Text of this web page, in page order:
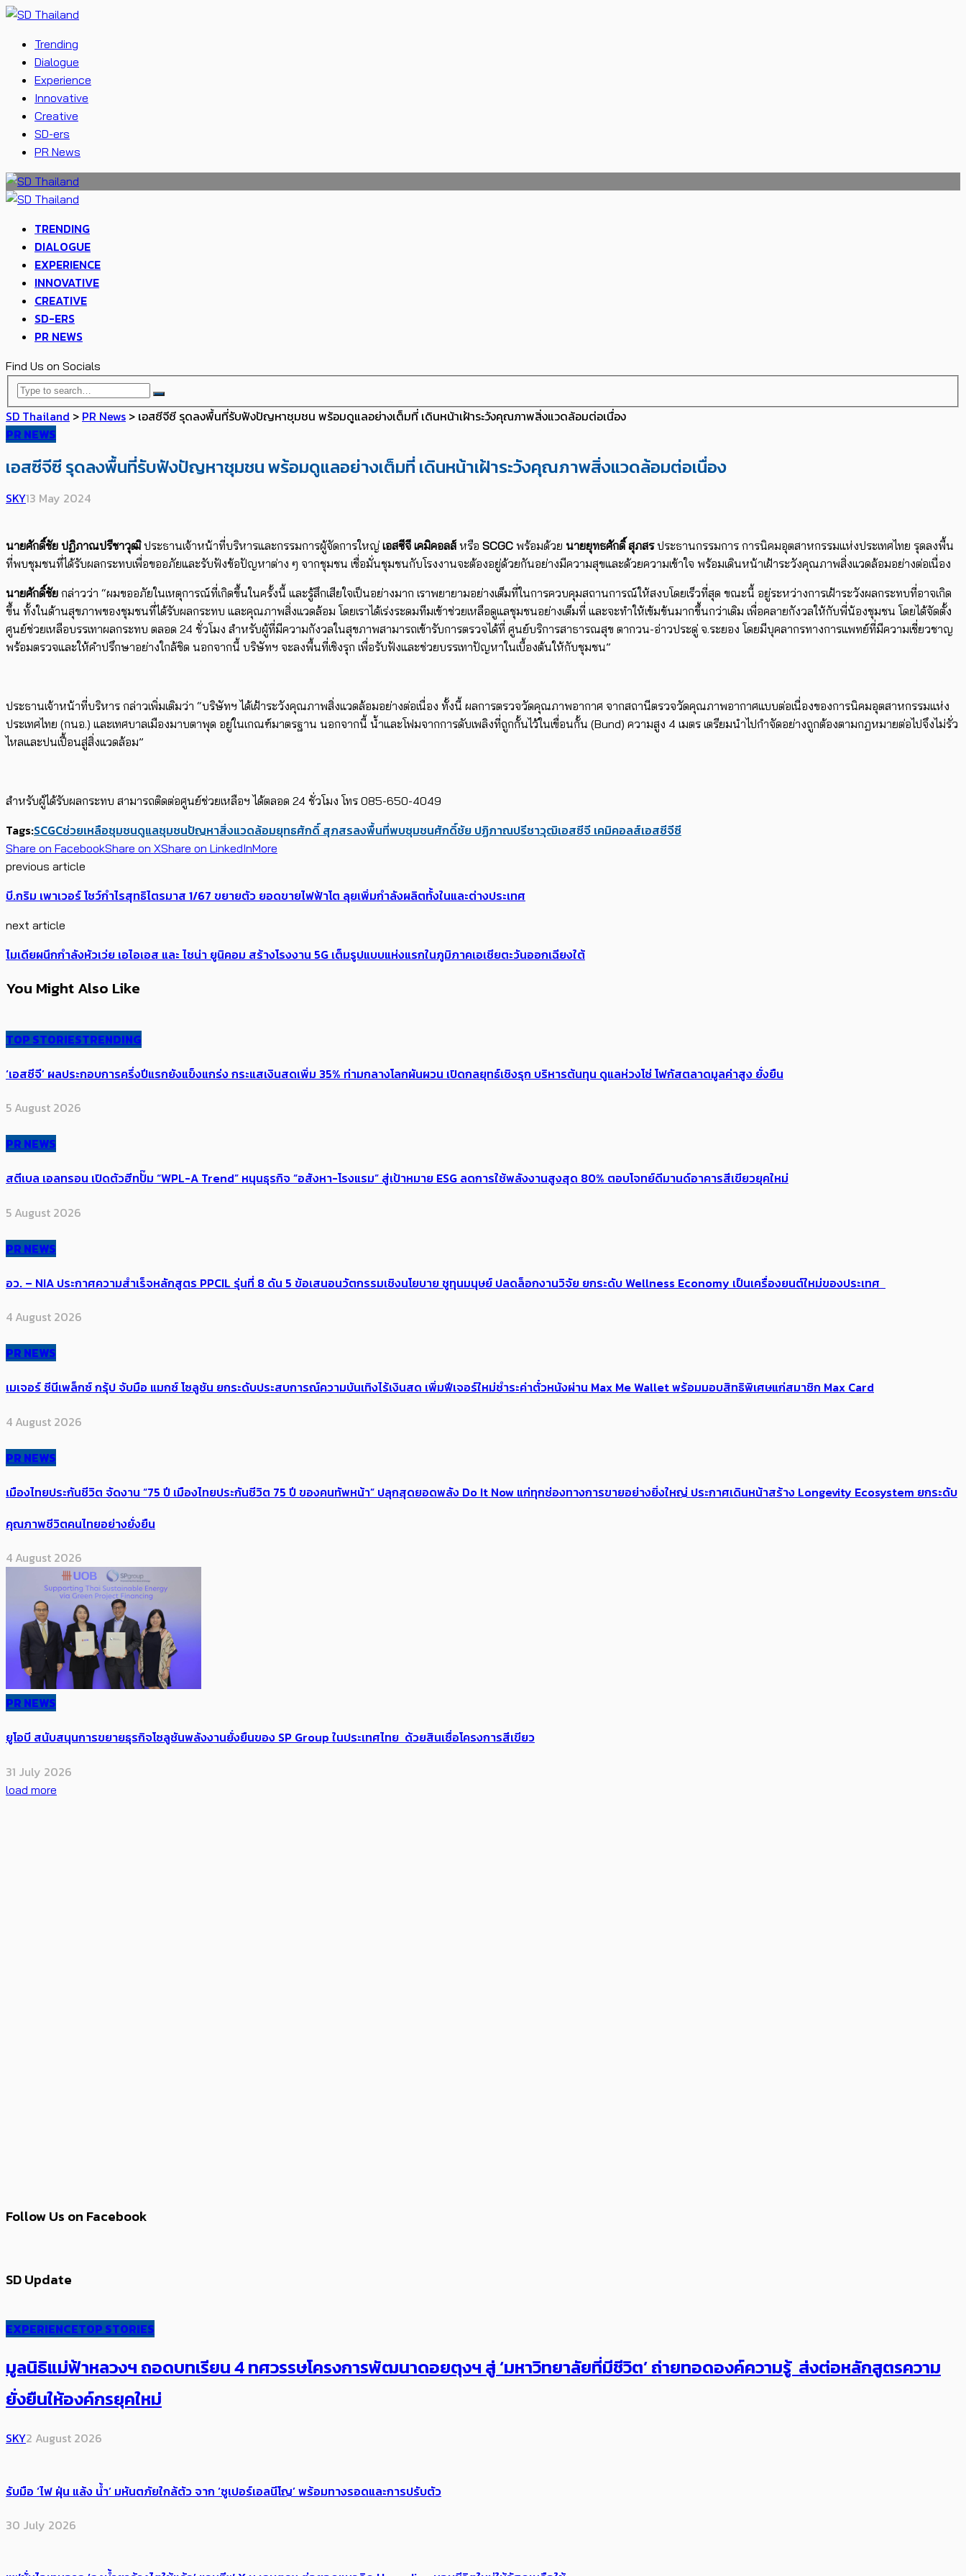
Trending
Dialogue
Experience
Innovative
Creative
SD-ers
PR News
TRENDING
DIALOGUE
EXPERIENCE
INNOVATIVE
CREATIVE
SD-ERS
PR NEWS
Find Us on Socials
SD Thailand > PR News > เอสซีจีซี รุดลงพื้นที่รับฟังปัญหาชุมชน พร้อมดูแลอย่างเต็มที่ เดินหน้าเฝ้าระวังคุณภาพสิ่งแวดล้อมต่อเนื่อง
PR NEWS
เอสซีจีซี รุดลงพื้นที่รับฟังปัญหาชุมชน พร้อมดูแลอย่างเต็มที่ เดินหน้าเฝ้าระวังคุณภาพสิ่งแวดล้อมต่อเนื่อง
SKY13 May 2024
นายศักดิ์ชัย ปฏิภาณปรีชาวุฒิประธานเจ้าหน้าที่บริหารและกรรมการผู้จัดการใหญ่ เอสซีจี เคมิคอลส์ หรือ SCGC พร้อมด้วย นายยุทธศักดิ์ สุภสรประธานกรรมการ การนิคมอุตสาหกรรมแห่งประเทศไทย รุดลงพื้น
ที่พบชุมชนที่ได้รับผลกระทบเพื่อขออภัยและรับฟังข้อปัญหาต่าง ๆ จากชุมชน เชื่อมั่นชุมชนกับโรงงานจะต้องอยู่ด้วยกันอย่างมีความสุขและด้วยความเข้าใจ พร้อมเดินหน้าเฝ้าระวังคุณภาพสิ่งแวดล้อมอย่างต่อเนื่อง
นายศักดิ์ชัย กล่าวว่า “ผมขออภัยในเหตุการณ์ที่เกิดขึ้นในครั้งนี้ และรู้สึกเสียใจเป็นอย่างมาก เราพยายามอย่างเต็มที่ในการควบคุมสถานการณ์ให้สงบโดยเร็วที่สุด ขณะนี้ อยู่ระหว่างการเฝ้าระวังผลกระทบที่อาจเกิด
ขึ้น ทั้งในด้านสุขภาพของชุมชนที่ได้รับผลกระทบ และคุณภาพสิ่งแวดล้อม โดยเราได้เร่งระดมทีมเข้าช่วยเหลือดูแลชุมชนอย่างเต็มที่ และจะทำให้เข้มข้นมากขึ้นกว่าเดิม เพื่อคลายกังวลให้กับพี่น้องชุมชน โดยได้จัดตั้ง
ศูนย์ช่วยเหลือบรรเทาผลกระทบ ตลอด 24 ชั่วโมง สำหรับผู้ที่มีความกังวลในสุขภาพสามารถเข้ารับการตรวจได้ที่ ศูนย์บริการสาธารณสุข ตากวน-อ่าวประดู่ จ.ระยอง โดยมีบุคลากรทางการแพทย์ที่มีความเชี่ยวชาญ
พร้อมตรวจและให้คำปรึกษาอย่างใกล้ชิด นอกจากนี้ บริษัทฯ จะลงพื้นที่เชิงรุก เพื่อรับฟังและช่วยบรรเทาปัญหาในเบื้องต้นให้กับชุมชน”
ประธานเจ้าหน้าที่บริหาร กล่าวเพิ่มเติมว่า “บริษัทฯ ได้เฝ้าระวังคุณภาพสิ่งแวดล้อมอย่างต่อเนื่อง ทั้งนี้ ผลการตรวจวัดคุณภาพอากาศ จากสถานีตรวจวัดคุณภาพอากาศแบบต่อเนื่องของการนิคมอุตสาหกรรมแห่ง
ประเทศไทย (กนอ.) และเทศบาลเมืองมาบตาพุด อยู่ในเกณฑ์มาตรฐาน นอกจากนี้ น้ำและโฟมจากการดับเพลิงที่ถูกกั้นไว้ในเขื่อนกั้น (Bund) ความสูง 4 เมตร เตรียมนำไปกำจัดอย่างถูกต้องตามกฎหมายต่อไปจึงไม่รั่ว
ไหลและปนเปื้อนสู่สิ่งแวดล้อม”
สำหรับผู้ได้รับผลกระทบ สามารถติดต่อศูนย์ช่วยเหลือฯ ได้ตลอด 24 ชั่วโมง โทร 085-650-4049
Tags:SCGCช่วยเหลือชุมชนดูแลชุมชนปัญหาสิ่งแวดล้อมยุทธศักดิ์ สุภสรลงพื้นที่พบชุมชนศักดิ์ชัย ปฏิภาณปรีชาวุฒิเอสซีจี เคมิคอลส์เอสซีจีซี
Share on FacebookShare on XShare on LinkedInMore
previous article
บี.กริม เพาเวอร์ โชว์กำไรสุทธิไตรมาส 1/67 ขยายตัว ยอดขายไฟฟ้าโต ลุยเพิ่มกำลังผลิตทั้งในและต่างประเทศ
next article
ไมเดียผนึกกำลังหัวเว่ย เอไอเอส และ ไชน่า ยูนิคอม สร้างโรงงาน 5G เต็มรูปแบบแห่งแรกในภูมิภาคเอเชียตะวันออกเฉียงใต้
You Might Also Like
TOP STORIESTRENDING
‘เอสซีจี’ ผลประกอบการครึ่งปีแรกยังแข็งแกร่ง กระแสเงินสดเพิ่ม 35% ท่ามกลางโลกผันผวน เปิดกลยุทธ์เชิงรุก บริหารต้นทุน ดูแลห่วงโซ่ โฟกัสตลาดมูลค่าสูง ยั่งยืน
5 August 2026
PR NEWS
สตีเบล เอลทรอน เปิดตัวฮีทปั๊ม “WPL-A Trend” หนุนธุรกิจ “อสังหา-โรงแรม” สู่เป้าหมาย ESG ลดการใช้พลังงานสูงสุด 80% ตอบโจทย์ดีมานด์อาคารสีเขียวยุคใหม่
5 August 2026
PR NEWS
อว. – NIA ประกาศความสำเร็จหลักสูตร PPCIL รุ่นที่ 8 ดัน 5 ข้อเสนอนวัตกรรมเชิงนโยบาย ชูทุนมนุษย์ ปลดล็อกงานวิจัย ยกระดับ Wellness Economy เป็นเครื่องยนต์ใหม่ของประเทศ
4 August 2026
PR NEWS
เมเจอร์ ซีนีเพล็กซ์ กรุ้ป จับมือ แมกซ์ โซลูชัน ยกระดับประสบการณ์ความบันเทิงไร้เงินสด เพิ่มฟีเจอร์ใหม่ชำระค่าตั๋วหนังผ่าน Max Me Wallet พร้อมมอบสิทธิพิเศษแก่สมาชิก Max Card
4 August 2026
PR NEWS
เมืองไทยประกันชีวิต จัดงาน “75 ปี เมืองไทยประกันชีวิต 75 ปี ของคนทัพหน้า” ปลุกสุดยอดพลัง Do It Now แก่ทุกช่องทางการขายอย่างยิ่งใหญ่ ประกาศเดินหน้าสร้าง Longevity Ecosystem ยกระดับ
คุณภาพชีวิตคนไทยอย่างยั่งยืน
4 August 2026
PR NEWS
ยูโอบี สนับสนุนการขยายธุรกิจโซลูชันพลังงานยั่งยืนของ SP Group ในประเทศไทย ด้วยสินเชื่อโครงการสีเขียว
31 July 2026
load more
Follow Us on Facebook
SD Update
EXPERIENCETOP STORIES
มูลนิธิแม่ฟ้าหลวงฯ ถอดบทเรียน 4 ทศวรรษโครงการพัฒนาดอยตุงฯ สู่ ‘มหาวิทยาลัยที่มีชีวิต’ ถ่ายทอดองค์ความรู้ ส่งต่อหลักสูตรความ
ยั่งยืนให้องค์กรยุคใหม่
SKY2 August 2026
รับมือ ‘ไฟ ฝุ่น แล้ง น้ำ’ มหันตภัยใกล้ตัว จาก ‘ซูเปอร์เอลนีโญ’ พร้อมทางรอดและการปรับตัว
30 July 2026